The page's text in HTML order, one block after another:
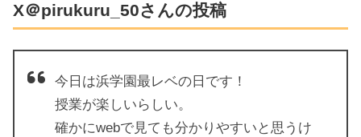
X＠pirukuru_50さんの投稿
今日は浜学園最レベの日です！
授業が楽しいらしい。
確かにwebで見ても分かりやすいと思うけ